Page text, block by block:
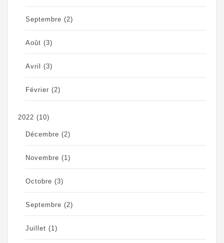
Septembre (2)
Août (3)
Avril (3)
Février (2)
2022 (10)
Décembre (2)
Novembre (1)
Octobre (3)
Septembre (2)
Juillet (1)